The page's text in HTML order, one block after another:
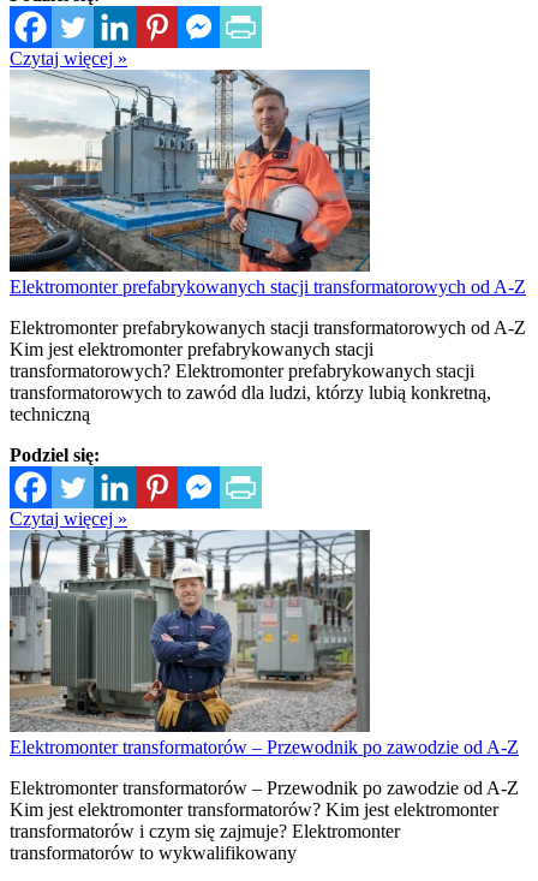
Czytaj więcej »
Elektromonter prefabrykowanych stacji transformatorowych od A-Z
Elektromonter prefabrykowanych stacji transformatorowych od A-Z
Kim jest elektromonter prefabrykowanych stacji
transformatorowych? Elektromonter prefabrykowanych stacji
transformatorowych to zawód dla ludzi, którzy lubią konkretną,
techniczną
Podziel się:
Czytaj więcej »
Elektromonter transformatorów – Przewodnik po zawodzie od A-Z
Elektromonter transformatorów – Przewodnik po zawodzie od A-Z
Kim jest elektromonter transformatorów? Kim jest elektromonter
transformatorów i czym się zajmuje? Elektromonter
transformatorów to wykwalifikowany